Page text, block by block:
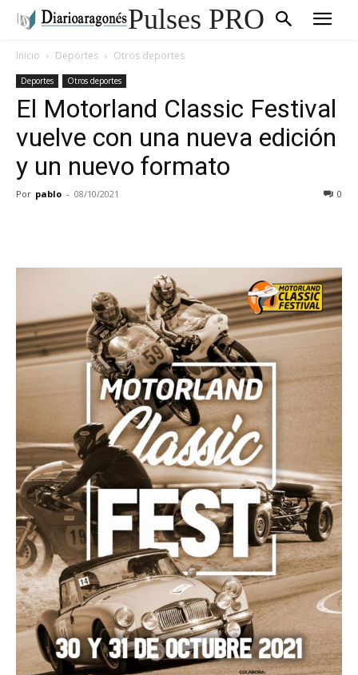
Pulses PRO
Inicio Deportes Otros deportes
Deportes Otros deportes
El Motorland Classic Festival
vuelve con una nueva edición
y un nuevo formato
Por pablo - 08/10/2021 0